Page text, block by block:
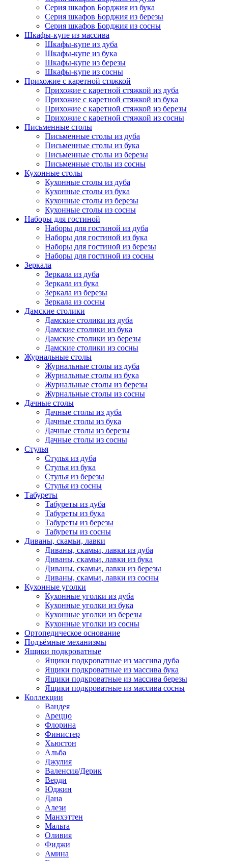
Серия шкафов Борджия из бука
Серия шкафов Борджия из березы
Серия шкафов Борджия из сосны
Шкафы-купе из массива
Шкафы-купе из дуба
Шкафы-купе из бука
Шкафы-купе из березы
Шкафы-купе из сосны
Прихожие с каретной стяжкой
Прихожие с каретной стяжкой из дуба
Прихожие с каретной стяжкой из бука
Прихожие с каретной стяжкой из березы
Прихожие с каретной стяжкой из сосны
Письменные столы
Письменные столы из дуба
Письменные столы из бука
Письменные столы из березы
Письменные столы из сосны
Кухонные столы
Кухонные столы из дуба
Кухонные столы из бука
Кухонные столы из березы
Кухонные столы из сосны
Наборы для гостиной
Наборы для гостиной из дуба
Наборы для гостиной из бука
Наборы для гостиной из березы
Наборы для гостиной из сосны
Зеркала
Зеркала из дуба
Зеркала из бука
Зеркала из березы
Зеркала из сосны
Дамские столики
Дамские столики из дуба
Дамские столики из бука
Дамские столики из березы
Дамские столики из сосны
Журнальные столы
Журнальные столы из дуба
Журнальные столы из бука
Журнальные столы из березы
Журнальные столы из сосны
Дачные столы
Дачные столы из дуба
Дачные столы из бука
Дачные столы из березы
Дачные столы из сосны
Стулья
Стулья из дуба
Стулья из бука
Стулья из березы
Стулья из сосны
Табуреты
Табуреты из дуба
Табуреты из бука
Табуреты из березы
Табуреты из сосны
Диваны, скамьи, лавки
Диваны, скамьи, лавки из дуба
Диваны, скамьи, лавки из бука
Диваны, скамьи, лавки из березы
Диваны, скамьи, лавки из сосны
Кухонные уголки
Кухонные уголки из дуба
Кухонные уголки из бука
Кухонные уголки из березы
Кухонные уголки из сосны
Ортопедическое основание
Подъёмные механизмы
Ящики подкроватные
Ящики подкроватные из массива дуба
Ящики подкроватные из массива бука
Ящики подкроватные из массива березы
Ящики подкроватные из массива сосны
Коллекции
Вандея
Ареццо
Флорина
Финистер
Хьюстон
Альба
Джулия
Валенсия/Дерик
Верди
Юджин
Дана
Алези
Манхэттен
Мальта
Оливия
Фиджи
Амина